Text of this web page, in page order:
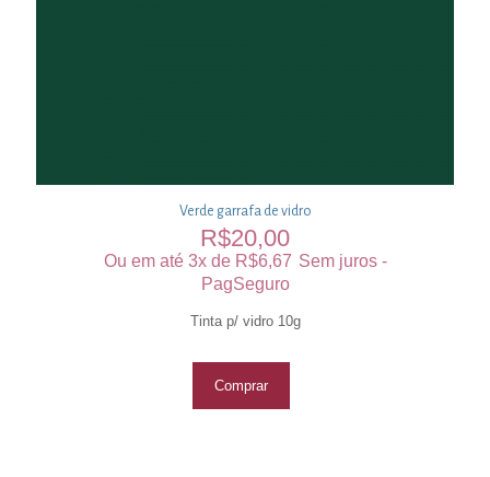
Verde garrafa de vidro
R$20,00
Ou em até 3x de R$6,67 Sem juros -
PagSeguro
Tinta p/ vidro 10g
Comprar